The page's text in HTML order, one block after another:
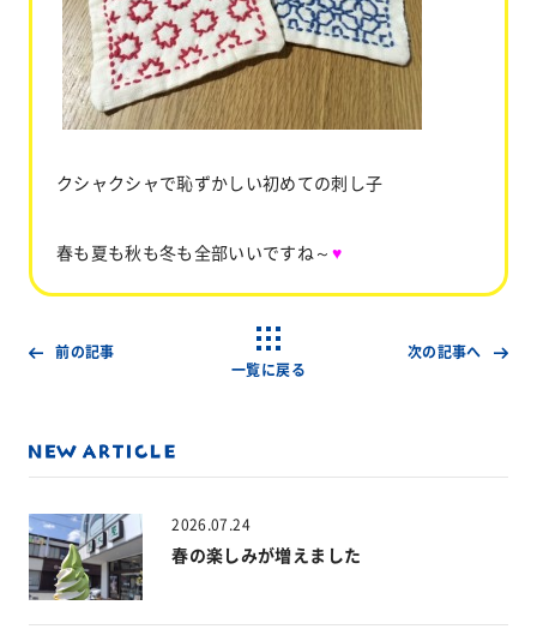
クシャクシャで恥ずかしい初めての刺し子
春も夏も秋も冬も全部いいですね～ ♥
前の記事
一覧に戻る
次の記事へ
2026.07.24
春の楽しみが増えました